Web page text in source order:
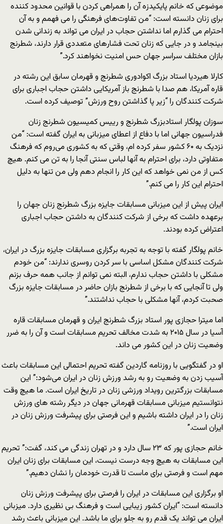
موضوعی که خانم پایکیدزه آن را همراهی کردن با قوانین محدود کننده
برای زنان دانسته است: “من تفاوت‌های فرهنگی را می فهمم و به آن
احترام می گذارم اما نداشتن حجاب در ایران می تواند به زندانی شدن
بینجامد و در جایی که زنان تحت فشارهای متعددی قرار دارند، شطرنج
بازان مختلف سراسر جهان حس امنیت نخواهند کرد.”
کارلا هیردیا استاد بزرگ اکوادوری شطرنج و قهرمان سابق این رشته در
قاره آمریکا، هم صدا با شطرنج باز آمریکایی داشتن حجاب اجباری برای
شرکت کنندگان را “زیر پا گذاشتن روح ورزش” توصیف کرده است.
سوزان پولگار استادبزرگ شطرنج و رییس کمیسیون شطرنج زنان
فدراسیون جهانی اما با دفاع از اعطای میزبانی به ایران گفته است: “من
نزدیک به ۶۰ کشور سفر کرده ام، وقتی که به کشوری می‌روم که فرهنگ
متفاوتی دارد، برای احترام به آنها لباس سنتی آنجا را به تن می کنم. هیچ
کس از من نمی خواهد که این کار را انجام دهم ولی من تنها به دلیل
احترام این کار را می کنم.”
ایران پیش از این میزبانی مسابقات جایزه بزرگ شطرنج زنان جهان را
برعهده داشت که برخی از شرکت کنندگان به داشتن حجاب اجباری
اعتراض کرده بودند.
خانم پولگار گفته با توجه به تجربه برگزاری مسابقات جایزه بزرگ در ایران،
شرکت کنندگان مشکل اساسی با سر کردن روسری ندارند: “من خودم
مشکلی با داشتن حجاب ندارم، البته نمی توانم از جانب همه حرف بزنم
ولی تا آنجایی که با برخی از شطرنج بازان حاضر در مسابقات جایزه بزرگ
صحبت کردم، آنها مشکلی با حجاب نداشتند.”
اما میترا حجازی پور استاد بزرگ شطرنج ایران و قهرمان مسابقات قاره
آسیا در سال ۲۰۱۵ به شدت مخالف تحریم مسابقات است و آن را به ضرر
وضعیت زنان در این کشور می داند.
او در گفتگویی با روزنامه گاردین گفته تحریم احتمالی این مسابقات باعث
آسیب زدن به وضعیت رو به رشد ورزش زنان در ایران می‌شود:” این
مسابقات بزرگترین رویداد ورزشی زنان در تاریخ ایران است. ما هیچ وقت
نتوانستیم میزبانی مسابقات قهرمانی جهان در دیگر رشته های ورزش
زنان را در ایران داشته باشیم و این فرصتی برای پیشرفت ورزش زنان در
ایران است.”
خانم حجازی پور که ۲۳ سال دارد و در تهران زندگی می کند، گفت:” تحریم
این مسابقات به هیچ وجه درست نیست، این مسابقات برای زنان ایران
مهم است و فرصتی برای ماست تا قدرت خودمان را نشان دهیم.”
او برگزاری این مسابقات در ایران را فرصتی برای پیشرفت ورزش زنان
دانسته است: “ایران کشور زیبایی است و فرهنگ بی نظیری دارد. میزبانی
ایران می تواند یک قدم رو به جلو برای ما باشد. این میزبانی باعث رشد